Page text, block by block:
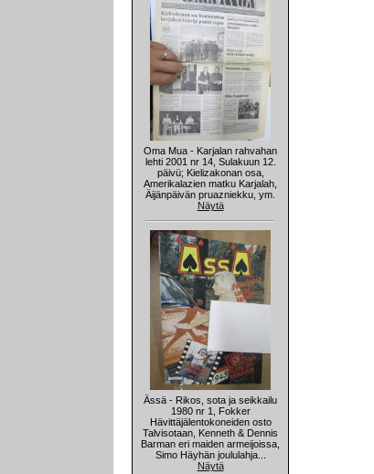
Oma Mua - Karjalan rahvahan
lehti 2001 nr 14, Sulakuun 12.
päivü; Kielizakonan osa,
Amerikalazien matku Karjalah,
Äijänpäivän pruazniekku, ym.
Näytä
Ässä - Rikos, sota ja seikkailu
1980 nr 1, Fokker
Hävittäjälentokoneiden osto
Talvisotaan, Kenneth & Dennis
Barman eri maiden armeijoissa,
Simo Häyhän joululahja...
Näytä